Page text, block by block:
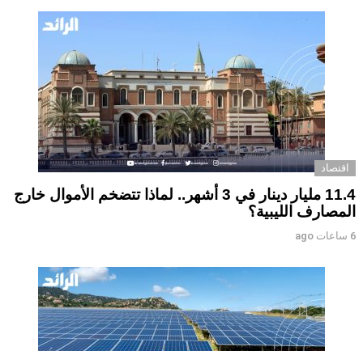
اقتصاد
11.4 مليار دينار في 3 أشهر.. لماذا تتضخم الأموال خارج
المصارف الليبية؟
6 ساعات ago